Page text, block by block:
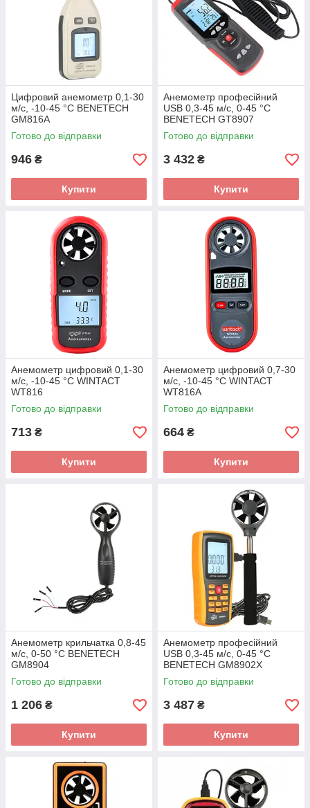
Цифровий анемометр 0,1-30
м/с, -10-45 °C BENETECH
GM816A
Готово до відправки
946 ₴
Купити
Анемометр професійний
USB 0,3-45 м/с, 0-45 °C
BENETECH GT8907
Готово до відправки
3 432 ₴
Купити
Анемометр цифровий 0,1-30
м/с, -10-45 °C WINTACT
WT816
Готово до відправки
713 ₴
Купити
Анемометр цифровий 0,7-30
м/с, -10-45 °C WINTACT
WT816A
Готово до відправки
664 ₴
Купити
Анемометр крильчатка 0,8-45
м/с, 0-50 °C BENETECH
GM8904
Готово до відправки
1 206 ₴
Купити
Анемометр професійний
USB 0,3-45 м/с, 0-45 °C
BENETECH GM8902X
Готово до відправки
3 487 ₴
Купити